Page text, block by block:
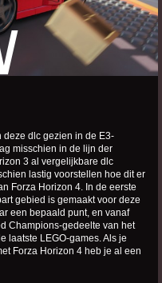
dlc gezien in de E3-
misschien in de lijn der
3 al vergelijkbare dlc
lastig voorstellen hoe dit er
Forza Horizon 4. In de eerste
gebied is gemaakt voor deze
een bepaald punt, en vanaf
Champions-gedeelte van het
laatste LEGO-games. Als je
Forza Horizon 4 heb je al een